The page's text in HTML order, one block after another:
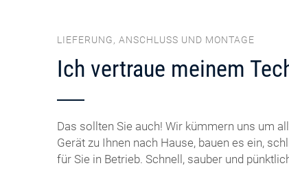
LIEFERUNG, ANSCHLUSS UND MONTAGE
Ich vertraue meinem
Das sollten Sie auch! Wir kümmern uns um
Gerät zu Ihnen nach Hause, bauen es ein,
für Sie in Betrieb. Schnell, sauber und